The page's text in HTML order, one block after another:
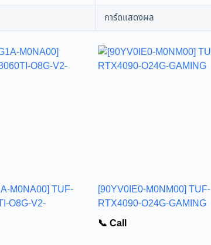
การ์ดแสดงผล
M0NA00] TUF-
O8G-V2-
[90YV0IE0-M0NM00] TUF-
RTX4090-O24G-GAMING
📞 Call